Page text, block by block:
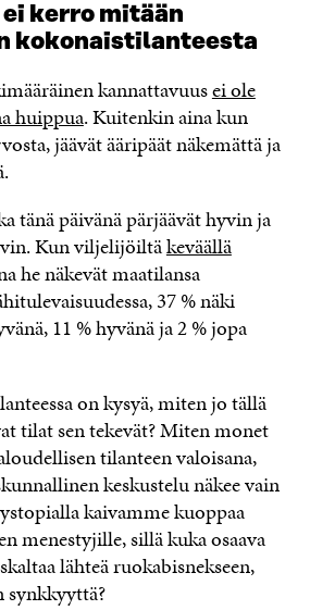
kerro mitään
kokonaistilanteesta
kannattavuusei ole
huippua. Kuitenkin aina kun
jäävät ääripäät näkemättä ja
tänä päivänä pärjäävät hyvin ja
Kun viljelijöiltäkeväällä
he näkevät maatilansa
37 % näki
11 % hyvänä ja 2 % jopa
on kysyä, miten jo tällä
tilat sen tekevät? Miten monet
tilanteen valoisana,
keskustelu näkee vain
kaivamme kuoppaa
menestyjille, sillä kuka osaava
lähteä ruokabisnekseen,
synkkyyttä?